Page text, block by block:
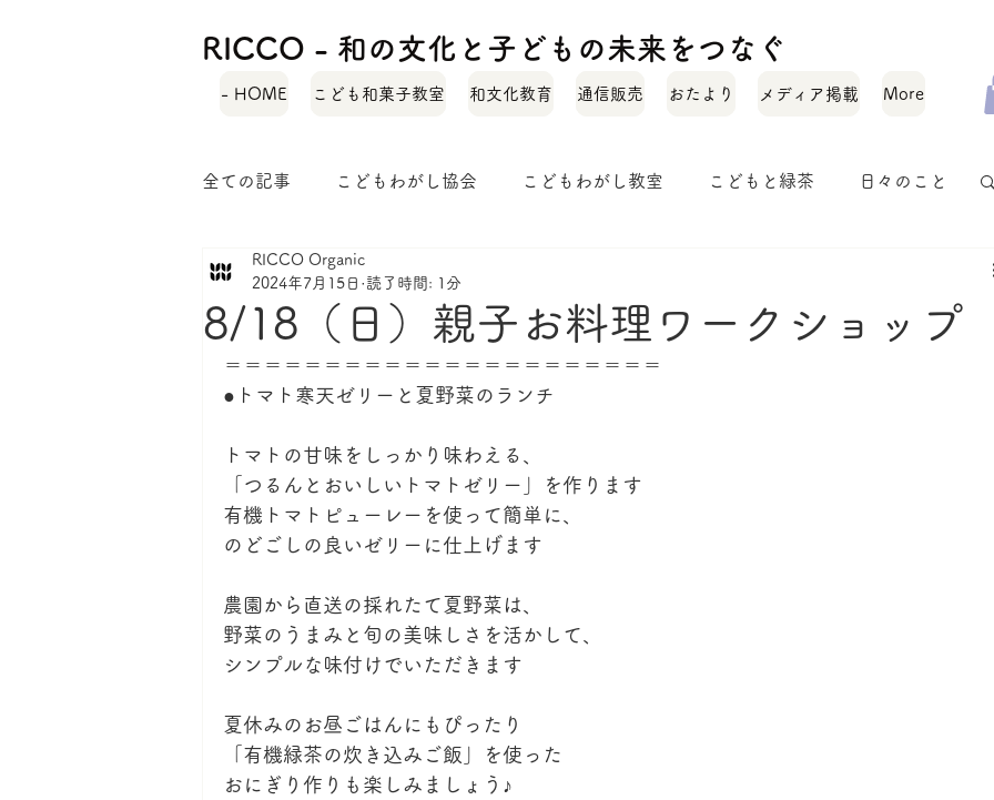
RICCO - 和の文化と子どもの未来をつなぐ
- HOME こども和菓子教室 和文化教育 通信販売 おたより メディア掲載 More
全ての記事 こどもわがし協会 こどもわがし教室 こどもと緑茶 日々のこと
自己紹介 緑茶レシピ
和菓子ではぐくむ子どもの力
8/18（日）親子お料理ワークショップ
RICCO Organic
2024年7月15日
読了時間: 1分
＝＝＝＝＝＝＝＝＝＝＝＝＝＝＝＝＝＝＝＝＝＝
●トマト寒天ゼリーと夏野菜のランチ
トマトの甘味をしっかり味わえる、
「つるんとおいしいトマトゼリー」を作ります
有機トマトピューレーを使って簡単に、
のどごしの良いゼリーに仕上げます
農園から直送の採れたて夏野菜は、
野菜のうまみと旬の美味しさを活かして、
シンプルな味付けでいただきます
夏休みのお昼ごはんにもぴったり
「有機緑茶の炊き込みご飯」を使った
おにぎり作りも楽しみましょう♪